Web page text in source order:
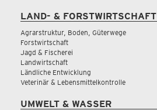
LAND- & FORSTWIRTSCHAFT
Agrarstruktur, Boden, Güterwege
Forstwirtschaft
Jagd & Fischerei
Landwirtschaft
Ländliche Entwicklung
Veterinär & Lebensmittelkontrolle
UMWELT & WASSER